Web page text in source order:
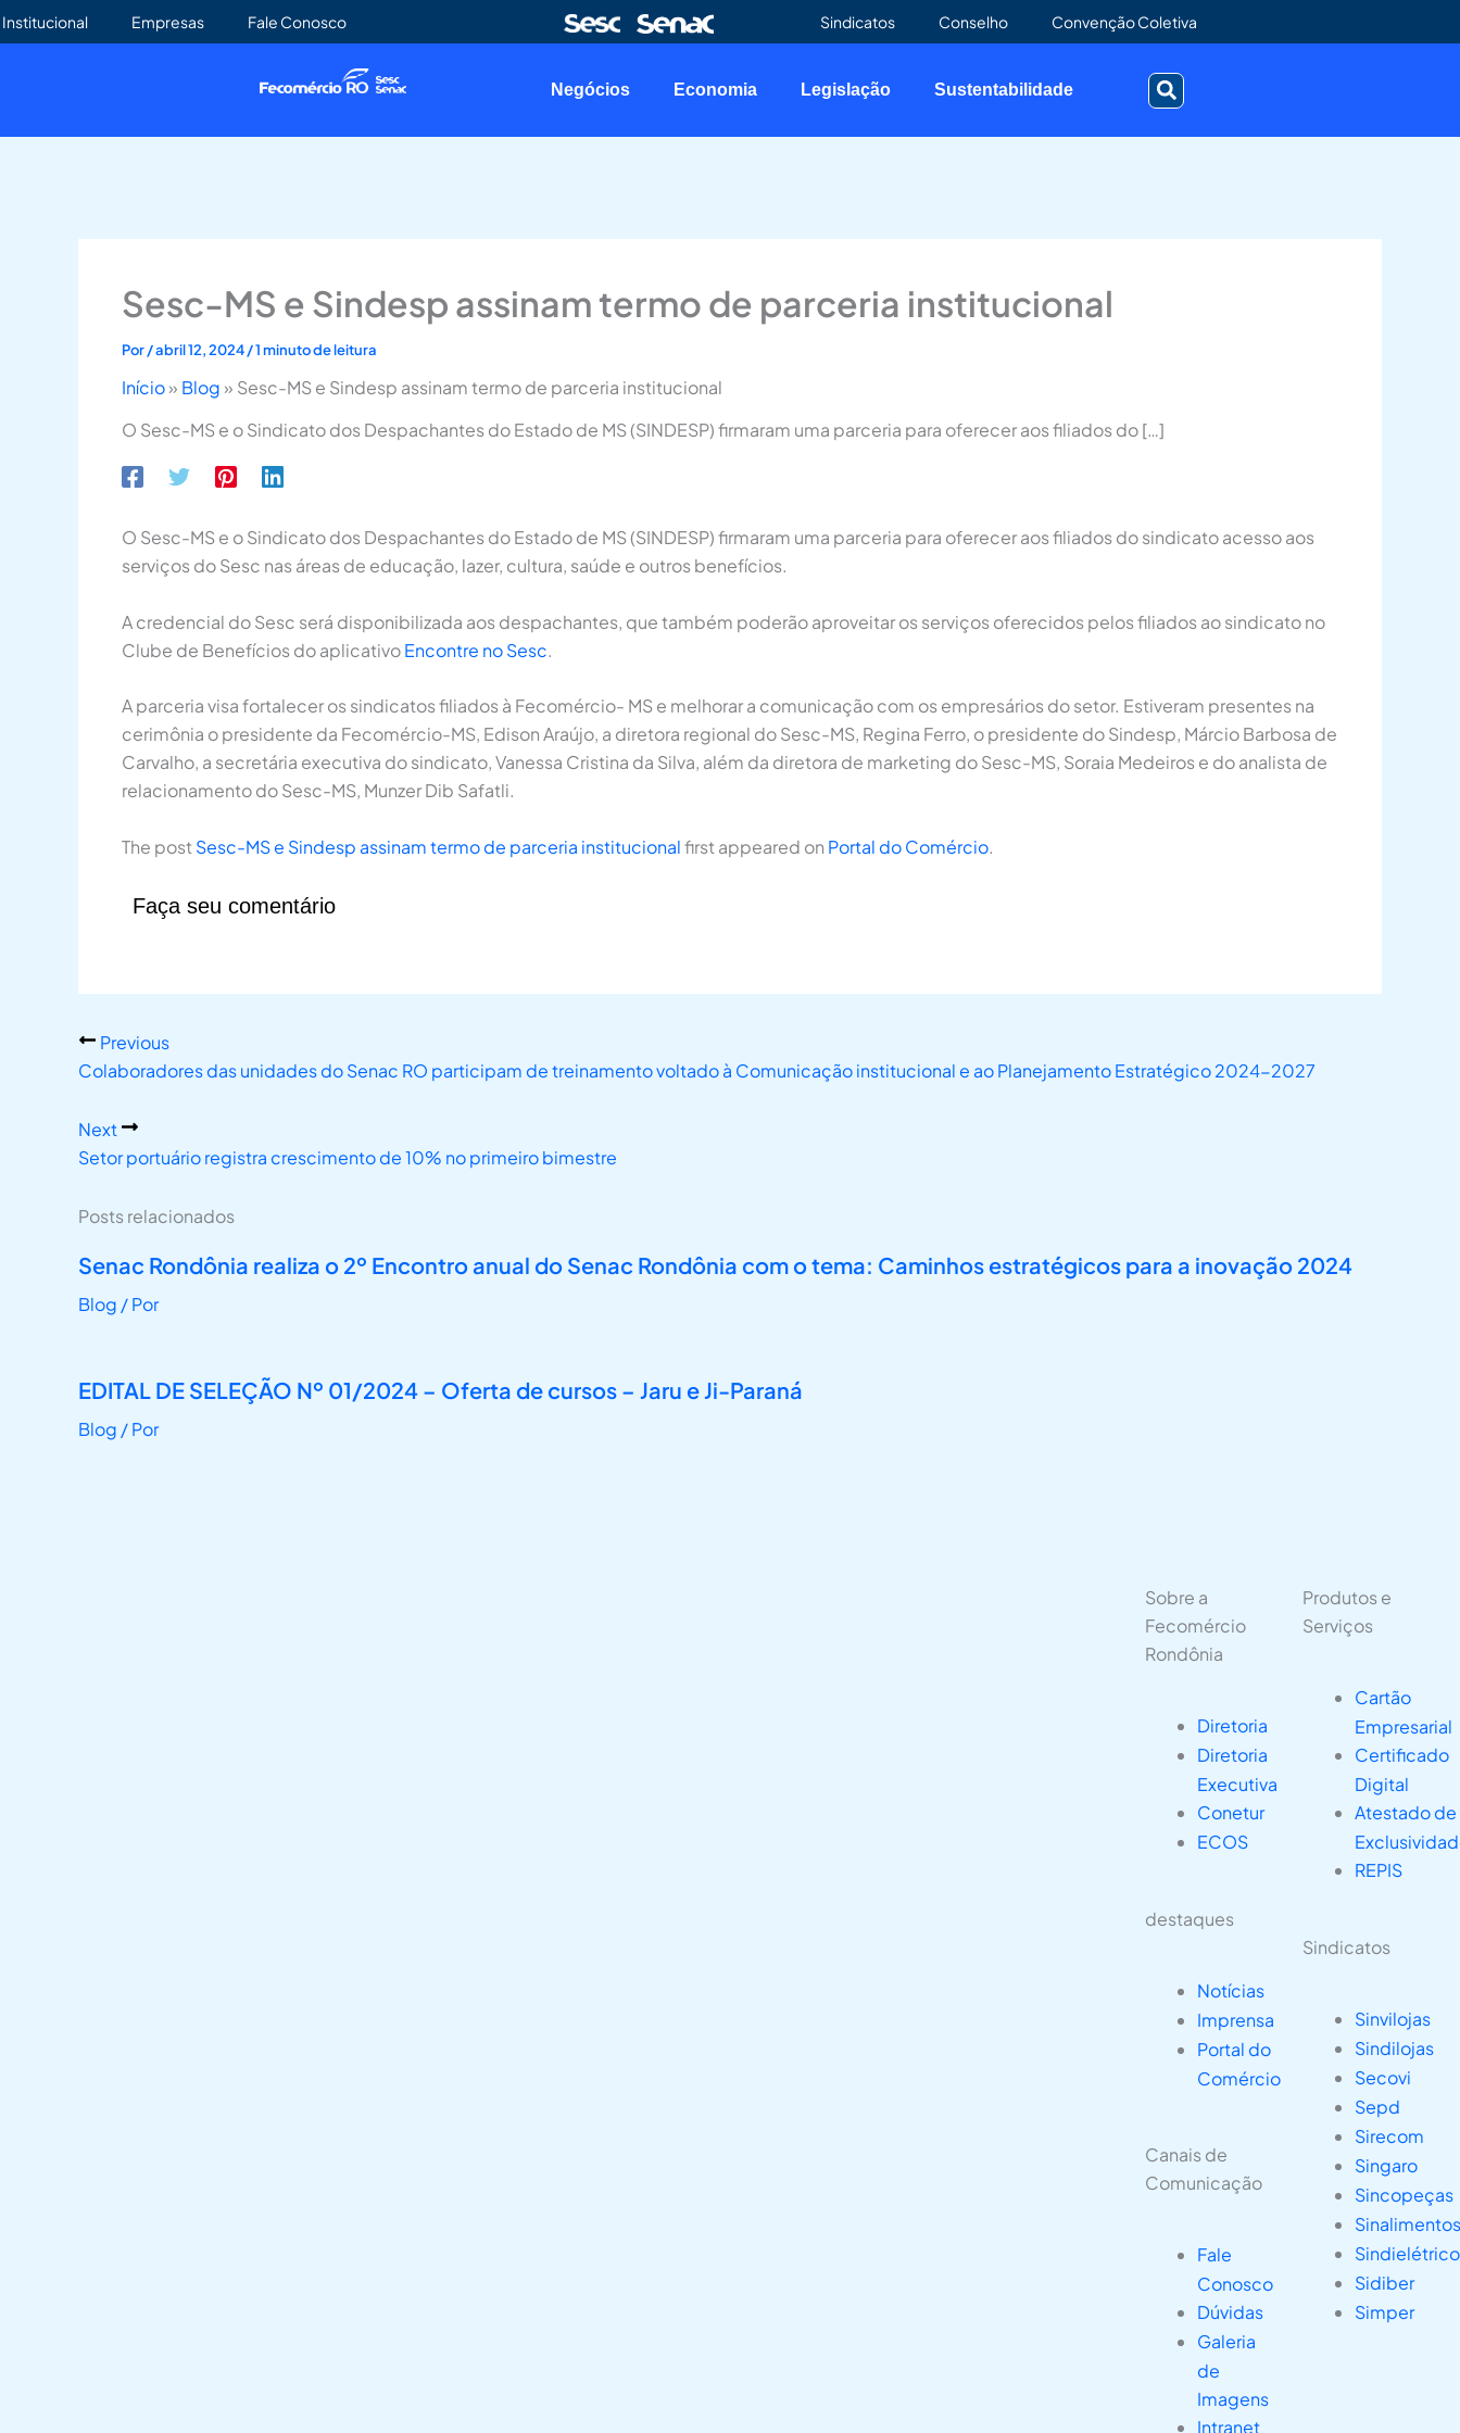
Ir
para
Institucional Empresas Fale Conosco Sindicatos Conselho Convenção Coletiva
Negócios Economia Legislação Sustentabilidade
Sesc-MS e Sindesp assinam termo de parceria institucional
Por/abril 12, 2024/1 minuto de leitura
Início» Blog » Sesc-MS e Sindesp assinam termo de parceria institucional
O Sesc-MS e o Sindicato dos Despachantes do Estado de MS (SINDESP) firmaram uma parceria para oferecer aos filiados do […]
O Sesc-MS e o Sindicato dos Despachantes do Estado de MS (SINDESP) firmaram uma parceria para oferecer aos filiados do sindicato acesso aos
serviços do Sesc nas áreas de educação, lazer, cultura, saúde e outros benefícios.
A credencial do Sesc será disponibilizada aos despachantes, que também poderão aproveitar os serviços oferecidos pelos filiados ao sindicato no
Clube de Benefícios do aplicativoEncontre no Sesc.
A parceria visa fortalecer os sindicatos filiados à Fecomércio- MS e melhorar a comunicação com os empresários do setor. Estiveram presentes na
cerimônia o presidente da Fecomércio-MS, Edison Araújo, a diretora regional do Sesc-MS, Regina Ferro, o presidente do Sindesp, Márcio Barbosa de
Carvalho, a secretária executiva do sindicato, Vanessa Cristina da Silva, além da diretora de marketing do Sesc-MS, Soraia Medeiros e do analista de
relacionamento do Sesc-MS, Munzer Dib Safatli.
The post Sesc-MS e Sindesp assinam termo de parceria institucionalfirst appeared on Portal do Comércio.
Faça seu comentário
Previous
Colaboradores das unidades do Senac RO participam de treinamento voltado à Comunicação institucional e ao Planejamento Estratégico 2024-2027
Next
Setor portuário registra crescimento de 10% no primeiro bimestre
Posts relacionados
Senac Rondônia realiza o 2º Encontro anual do Senac Rondônia com o tema: Caminhos estratégicos para a inovação 2024
Blog / Por
EDITAL DE SELEÇÃO Nº 01/2024 – Oferta de cursos – Jaru e Ji-Paraná
Blog / Por
Sobre a
Fecomércio
Rondônia
Diretoria
Diretoria
Executiva
Conetur
ECOS
destaques
Notícias
Imprensa
Portal do
Comércio
Canais de
Comunicação
Fale
Conosco
Dúvidas
Galeria
de
Imagens
Intranet
Produtos e
Serviços
Cartão
Empresarial
Certificado
Digital
Atestado de
REPIS
Sindicatos
Sinvilojas
Sindilojas
Secovi
Sepd
Sirecom
Singaro
Sincopeças
Sinalimentos
Sidiber
Simper